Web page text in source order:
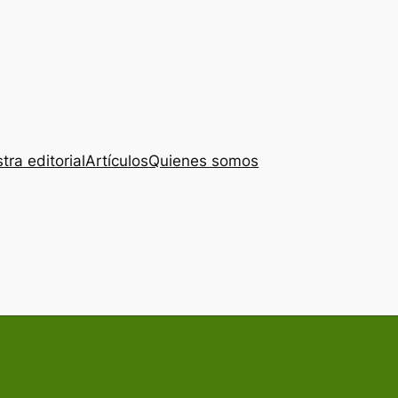
editorialArtículosQuienes somos